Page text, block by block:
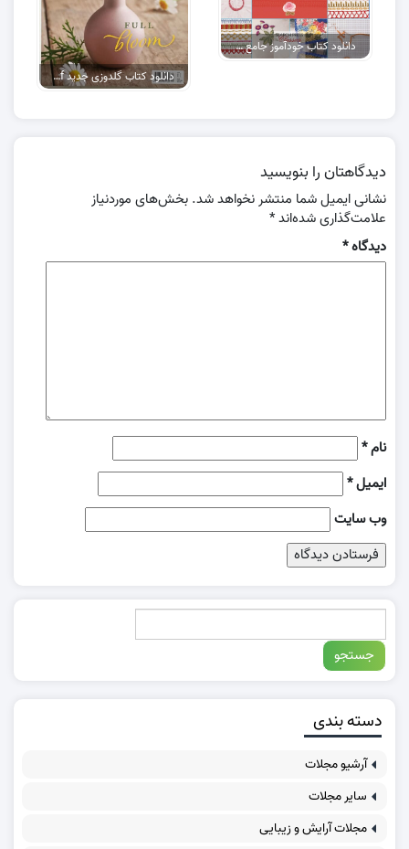
دانلود کتاب خودآموز جامع گلدوزی
دانلود کتاب گلدوزی جدید pdf
دیدگاهتان را بنویسید
نشانی ایمیل شما منتشر نخواهد شد. بخش‌های موردنیاز
علامت‌گذاری شده‌اند*
دیدگاه*
نام*
ایمیل*
وب‌ سایت
دسته بندی
آرشیو مجلات
سایر مجلات
مجلات آرایش و زیبایی